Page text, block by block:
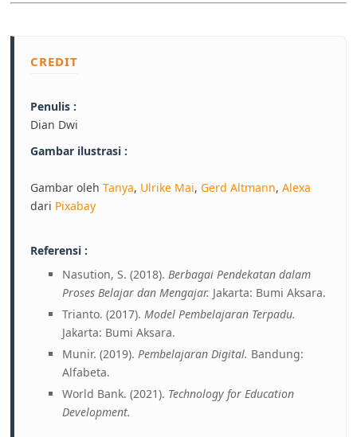
CREDIT
Penulis :
Dian Dwi
Gambar ilustrasi :
Gambar olehTanya, Ulrike Mai,Gerd Altmann,Alexa
dari Pixabay
Referensi :
Nasution, S. (2018). Berbagai Pendekatan dalam
Proses Belajar dan Mengajar. Jakarta: Bumi Aksara.
Trianto. (2017). Model Pembelajaran Terpadu.
Jakarta: Bumi Aksara.
Munir. (2019). Pembelajaran Digital. Bandung:
Alfabeta.
World Bank. (2021). Technology for Education
Development.